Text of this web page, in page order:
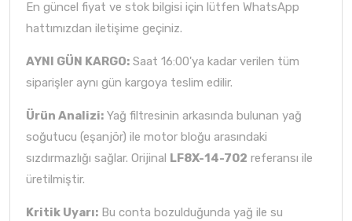
En güncel fiyat ve stok bilgisi için lütfen WhatsApp
hattımızdan iletişime geçiniz.
AYNI GÜN KARGO: Saat 16:00'ya kadar verilen tüm
siparişler aynı gün kargoya teslim edilir.
Ürün Analizi: Yağ filtresinin arkasında bulunan yağ
soğutucu (eşanjör) ile motor bloğu arasındaki
sızdırmazlığı sağlar. Orijinal LF8X-14-702 referansı ile
üretilmiştir.
Kritik Uyarı: Bu conta bozulduğunda yağ ile su